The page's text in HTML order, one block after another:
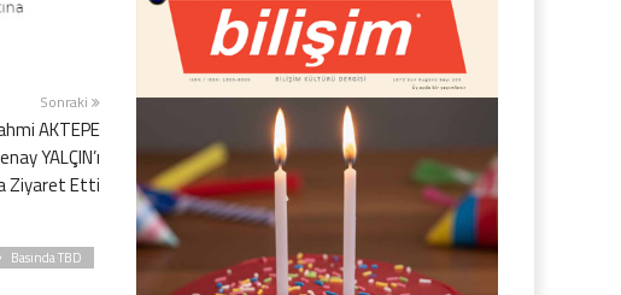
Sonraki
AKTEPE
YALÇIN’ı
Ziyaret Etti
Basında TBD